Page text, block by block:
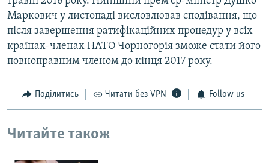
Маркович у листопаді висловлював сподівання, що
після завершення ратифікаційних процедур у всіх
країнах-членах НАТО Чорногорія зможе стати його
повноправним членом до кінця 2017 року.
Поділитись Читати без VPN Follow us
Читайте також